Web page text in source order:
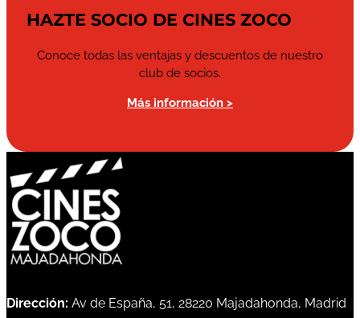
HAZTE SOCIO DE CINES ZOCO
Conoce todas las ventajas y descuentos de nuestro
club de socios.
Más información >
Dirección: Av de España, 51, 28220 Majadahonda, Madrid